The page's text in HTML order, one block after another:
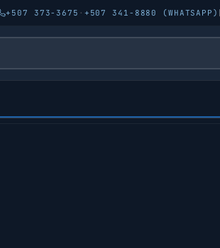
+507 373-3675 · +507 341-8880 (WHATSAPP)